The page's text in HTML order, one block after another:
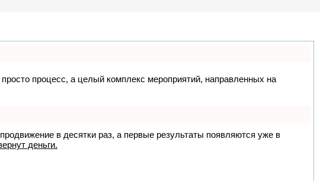
процесс, а целый комплекс мероприятий, направленных на
в десятки раз, а первые результаты появляются уже в
деньги.